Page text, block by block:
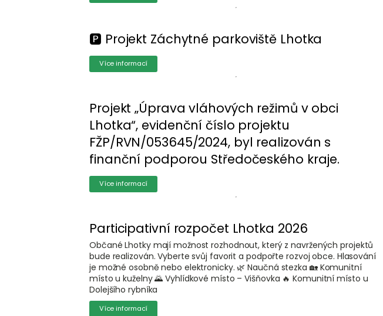
🅿️ Projekt Záchytné parkoviště Lhotka
Více informací
Projekt „Úprava vláhových režimů v obci
Lhotka“, evidenční číslo projektu
FŽP/RVN/053645/2024, byl realizován s
finanční podporou Středočeského kraje.
Více informací
Participativní rozpočet Lhotka 2026
Občané Lhotky mají možnost rozhodnout, který z navržených projektů
bude realizován. Vyberte svůj favorit a podpořte rozvoj obce. Hlasování
je možné osobně nebo elektronicky. 🌿 Naučná stezka 🏡 Komunitní
místo u kuželny 🌄 Vyhlídkové místo – Višňovka 🔥 Komunitní místo u
Dolejšího rybníka
Více informací